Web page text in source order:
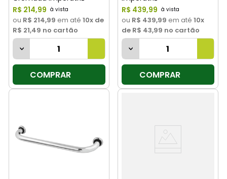
R$ 214,99
ou R$ 214,99 em até 10x de
R$ 21,49 no cartão
COMPRAR
R$ 439,99
ou R$ 439,99 em até 10x
de R$ 43,99 no cartão
COMPRAR